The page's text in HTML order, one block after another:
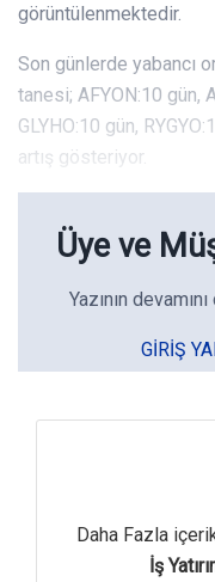
görüntülenmektedir.
Son günlerde yabancı
tanesi; AFYON:10 gün,
GLYHO:10 gün,
artış gösteriyor.
Üye ve
Yazının
GIRIŞ
Daha Fazla
İş